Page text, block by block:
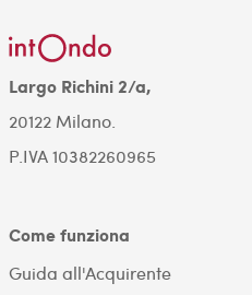
Largo Richini 2/a,
20122 Milano.
P.IVA 10382260965
Come funziona
Guida all'Acquirente